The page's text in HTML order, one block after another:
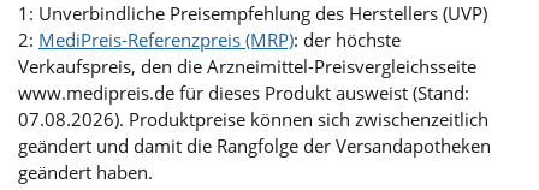
1: Unverbindliche Preisempfehlung des Herstellers (UVP)
2: MediPreis-Referenzpreis (MRP): der höchste
Verkaufspreis, den die Arzneimittel-Preisvergleichsseite
www.medipreis.de für dieses Produkt ausweist (Stand:
07.08.2026). Produktpreise können sich zwischenzeitlich
geändert und damit die Rangfolge der Versandapotheken
geändert haben.